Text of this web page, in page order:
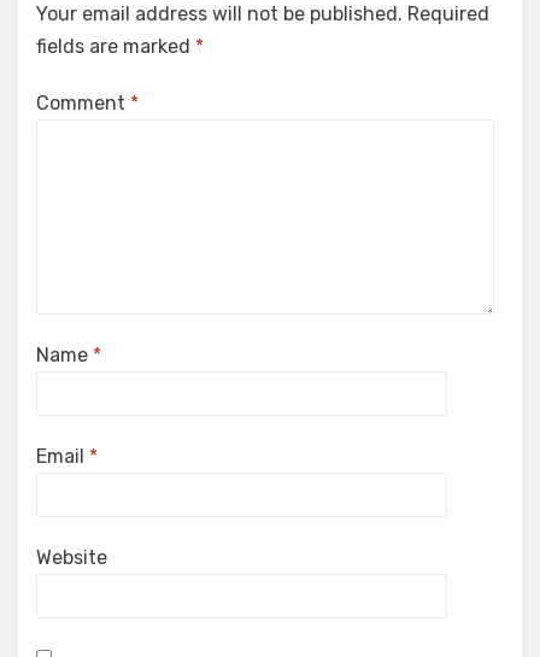
Your email address will not be published. Required
fields are marked *
Comment *
Name *
Email *
Website